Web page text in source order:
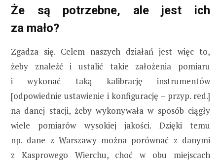
Że są potrzebne, ale jest ich
za mało?
Zgadza się. Celem naszych działań jest więc to,
żeby znaleźć i ustalić takie założenia pomiaru
i wykonać taką kalibrację instrumentów
[odpowiednie ustawienie i konfigurację – przyp. red.]
na danej stacji, żeby wykonywała w sposób ciągły
wiele pomiarów wysokiej jakości. Dzięki temu
np. dane z Warszawy można porównać z danymi
z Kasprowego Wierchu, choć w obu miejscach